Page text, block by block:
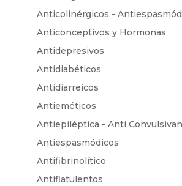
Anticolinérgicos -
Anticonceptivos y Hormonas
Antidepresivos
Antidiabéticos
Antidiarreicos
Antieméticos
Antiepiléptica - Anti
Antiespasmódicos
Antifibrinolítico
Antiflatulentos